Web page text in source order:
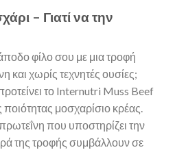
– Γιατί να την
φίλο σου με μια τροφή
και χωρίς τεχνητές ουσίες;
το Internutri Muss Beef
μοσχαρίσιο κρέας.
που υποστηρίζει την
της τροφής συμβάλλουν σε